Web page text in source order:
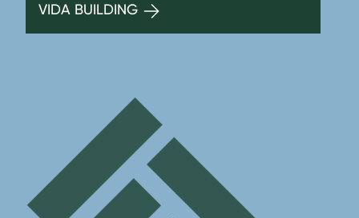
VIDA BUILDING